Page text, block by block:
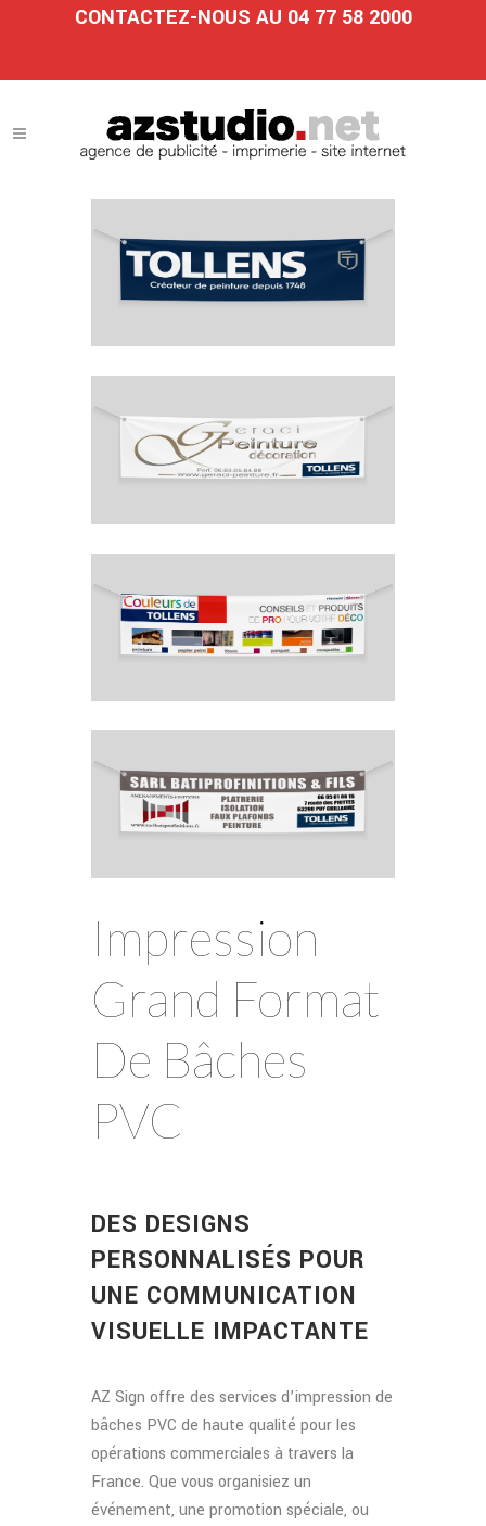
CONTACTEZ-NOUS AU 04 77 58 2000
Impression
Grand Format
De Bâches
PVC
DES DESIGNS
PERSONNALISÉS POUR
UNE COMMUNICATION
VISUELLE IMPACTANTE
AZ Sign offre des services d’impression de
bâches PVC de haute qualité pour les
opérations commerciales à travers la
France. Que vous organisiez un
événement, une promotion spéciale, ou